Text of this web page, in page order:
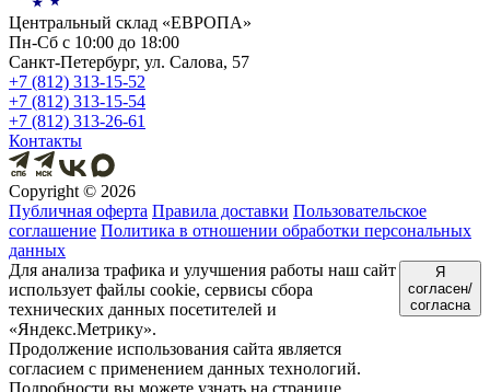
Центральный склад «ЕВРОПА»
Пн-Сб с 10:00 до 18:00
Санкт-Петербург, ул. Салова, 57
+7 (812) 313-15-52
+7 (812) 313-15-54
+7 (812) 313-26-61
Контакты
Copyright © 2026
Публичная оферта Правила доставки Пользовательское
соглашение Политика в отношении обработки персональных
данных
Для анализа трафика и улучшения работы наш сайт
использует файлы cookie, сервисы сбора
технических данных посетителей и
«Яндекс.Метрику».
Продолжение использования сайта является
согласием с применением данных технологий.
Я
согласен/
согласна